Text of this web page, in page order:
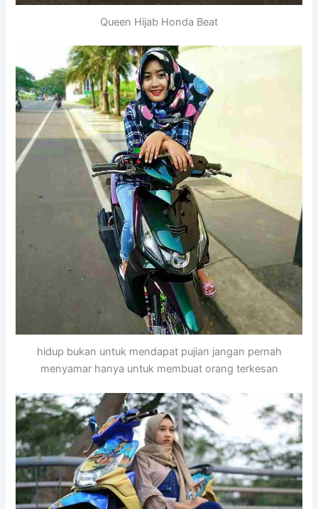
Queen Hijab Honda Beat
hidup bukan untuk mendapat pujian jangan pernah
menyamar hanya untuk membuat orang terkesan